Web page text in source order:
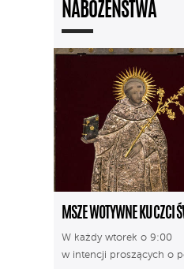
NABOŻEŃSTWA
MSZE WOTYWNE KU CZCI
W każdy wtorek o 9:00
w intencji proszących o